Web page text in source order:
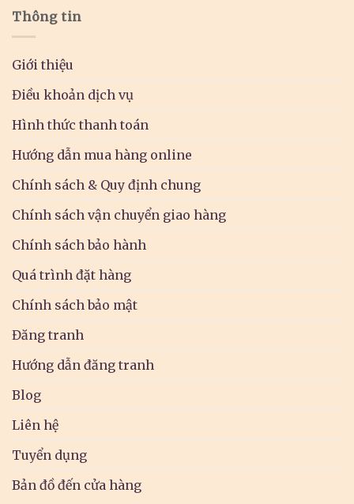
Thông tin
Giới thiệu
Điều khoản dịch vụ
Hình thức thanh toán
Hướng dẫn mua hàng online
Chính sách & Quy định chung
Chính sách vận chuyển giao hàng
Chính sách bảo hành
Quá trình đặt hàng
Chính sách bảo mật
Đăng tranh
Hướng dẫn đăng tranh
Blog
Liên hệ
Tuyển dụng
Bản đồ đến cửa hàng